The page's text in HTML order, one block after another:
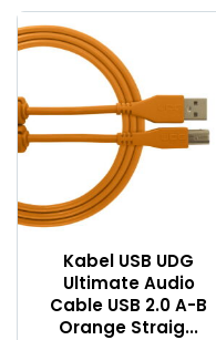
Kabel USB UDG
Ultimate Audio
Cable USB 2.0 A-B
Orange Straig...